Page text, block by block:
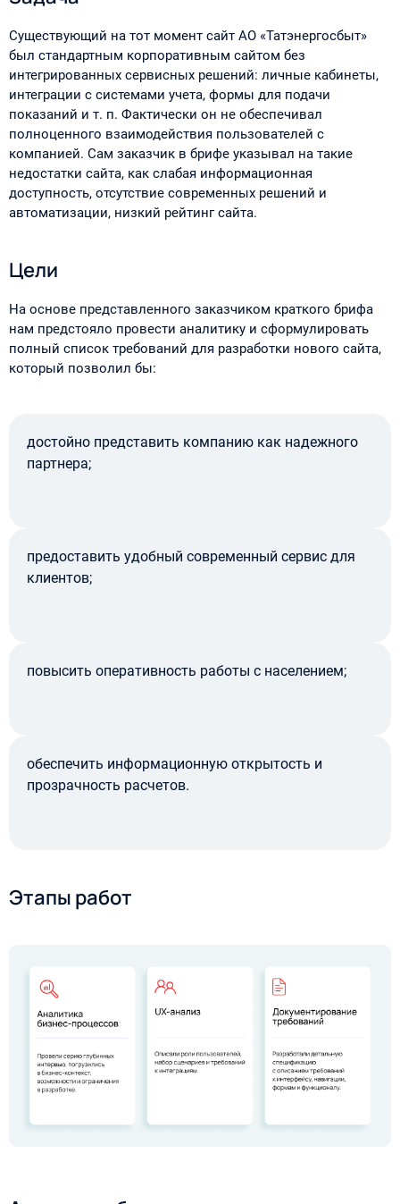
Существующий на тот момент сайт АО «Татэнергосбыт»
был стандартным корпоративным сайтом без
интегрированных сервисных решений: личные кабинеты,
интеграции с системами учета, формы для подачи
показаний и т. п. Фактически он не обеспечивал
полноценного взаимодействия пользователей с
компанией. Сам заказчик в брифе указывал на такие
недостатки сайта, как слабая информационная
доступность, отсутствие современных решений и
автоматизации, низкий рейтинг сайта.
Цели
На основе представленного заказчиком краткого брифа
нам предстояло провести аналитику и сформулировать
полный список требований для разработки нового сайта,
который позволил бы:
достойно представить компанию как надежного
партнера;
предоставить удобный современный сервис для
клиентов;
повысить оперативность работы с населением;
обеспечить информационную открытость и
прозрачность расчетов.
Этапы работ